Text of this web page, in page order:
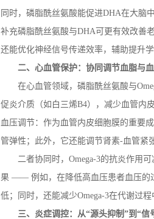
同时，磷脂酰丝氨酸能促进DHA在大脑
补充磷脂酰丝氨酸与DHA可更有效改善
还能优化神经信号传递效率，辅助提升
二、心血管保护：协同调节血脂与
在心血管领域，磷脂酰丝氨酸与
促炎介质（如白三烯B4），减少血管内
血压调节：作为血管内皮细胞膜的重要
管弹性；此外，它还能调节肾素-血管紧
二者协同时， Omega-3的抗炎作用
果 —— 例如，在降低高血压患者血压的
低；同时，还能减少Omega-3在代谢过程
三、炎症调控：从“源头抑制”到“信